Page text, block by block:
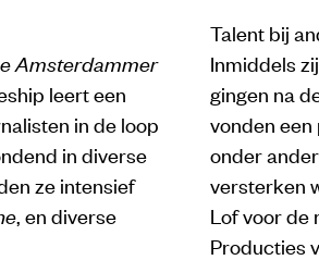
Amsterdammer
leert een
in de loop
in diverse
ze intensief
, en diverse
Talent bij
Inmiddels
gingen na
vonden
onder
versterken
Lof voor de
Producties